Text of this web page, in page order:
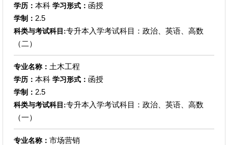
学历： 本科 学习形式： 函授
学制： 2.5
科类与考试科目:专升本入学考试科目：政治、英语、高数
（二）
专业名称： 土木工程
学历： 本科 学习形式： 函授
学制： 2.5
科类与考试科目:专升本入学考试科目：政治、英语、高数
（一）
专业名称： 市场营销